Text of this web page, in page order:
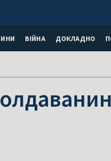
ВІЙНА ДОКЛАДНО